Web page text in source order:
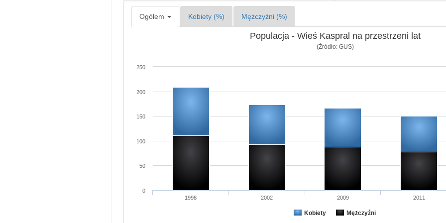
Ogółem Kobiety (%) Mężczyźni (%)
Populacja - Wieś Kaspral na przestrzeni lat
(Źródło: GUS)
Kobiety Mężczyźni
1998 2002 2009 2011
0
50
100
150
200
250